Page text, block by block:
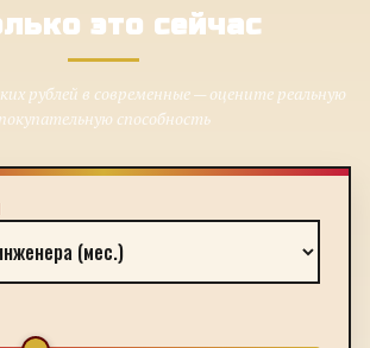
это сейчас
рублей в современные — оцените реальную
покупательную способность